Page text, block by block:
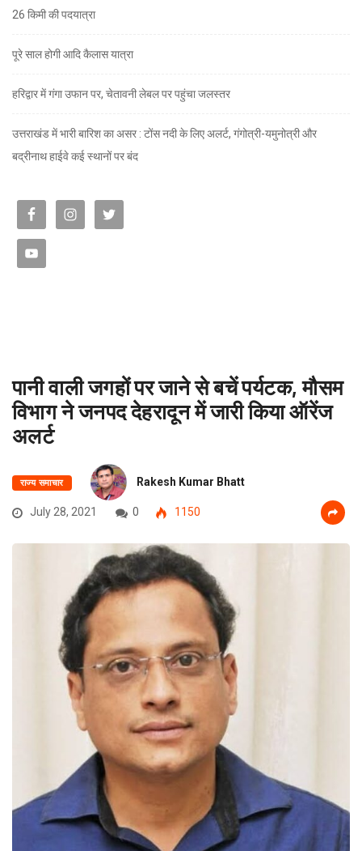
26 किमी की पदयात्रा
पूरे साल होगी आदि कैलास यात्रा
हरिद्वार में गंगा उफान पर, चेतावनी लेबल पर पहुंचा जलस्तर
उत्तराखंड में भारी बारिश का असर : टोंस नदी के लिए अलर्ट, गंगोत्री-यमुनोत्री और
बद्रीनाथ हाईवे कई स्थानों पर बंद
पानी वाली जगहों पर जाने से बचें पर्यटक, मौसम
विभाग ने जनपद देहरादून में जारी किया ऑरेंज
अलर्ट
राज्य समाचार Rakesh Kumar Bhatt
July 28, 2021 0 1150